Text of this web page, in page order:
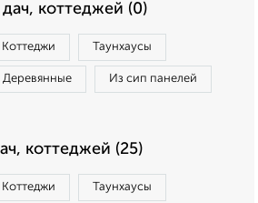
коттеджей (0)
Коттеджи Таунхаусы
Деревянные Из сип панелей
коттеджей (25)
Коттеджи Таунхаусы